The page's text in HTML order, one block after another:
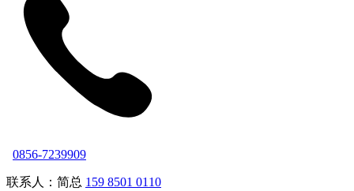
0856-7239909
联系人：简总 159 8501 0110